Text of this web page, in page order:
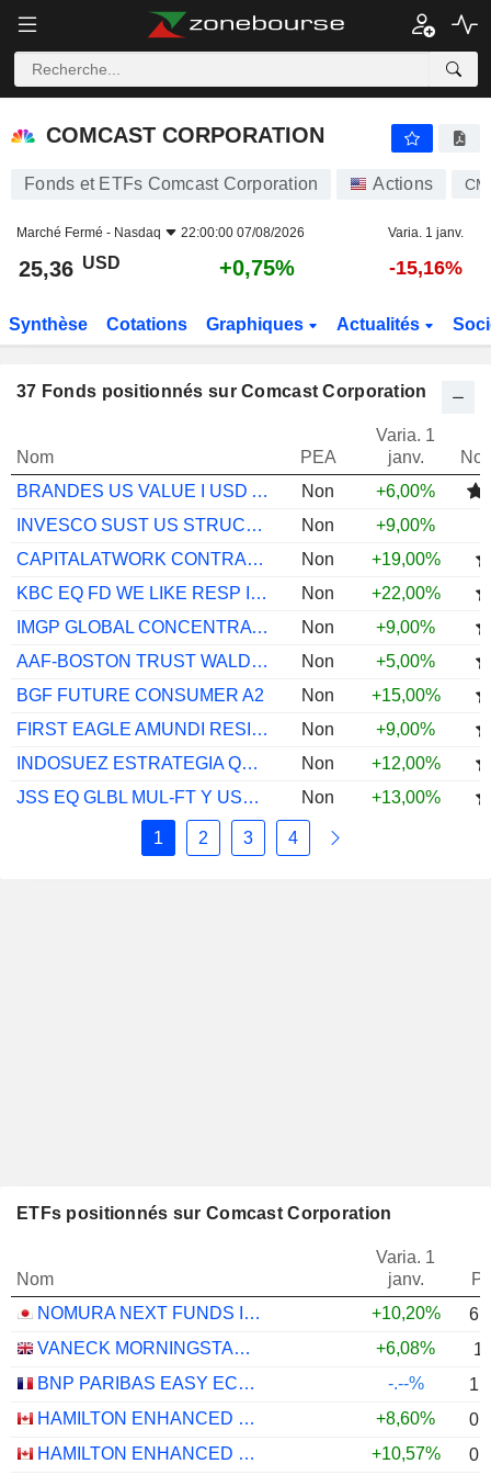
COMCAST CORPORATION
COMCAST CORPORATION
Fonds et ETFs Comcast Corporation Actions
Marché Fermé - Nasdaq 22:00:00 07/08/2026 Varia. 1 janv.
25,36 USD +0,75% -15,16%
Synthèse Cotations Graphiques Actualités
37 Fonds positionnés sur Comcast Corporation
Nom PEA
Varia. 1
janv.
BRANDES US VALUE I USD ACC
Non
+6,00%
INVESCO SUST US STRUCT EQ A USD ACC
Non
+9,00%
CAPITALATWORK CONTRARIAN EQS AT WORK C
Non
+19,00%
KBC EQ FD WE LIKE RESP INV CL CAP
Non
+22,00%
IMGP GLOBAL CONCENTRATED EQ I USD
Non
+9,00%
AAF-BOSTON TRUST WALDEN US ESG EQS I$
Non
+5,00%
BGF FUTURE CONSUMER A2
Non
+15,00%
FIRST EAGLE AMUNDI RESILIENT EQ AE-C
Non
+9,00%
INDOSUEZ ESTRATEGIA QUALITY TEM B ACC
Non
+12,00%
JSS EQ GLBL MUL-FT Y USD ACC
Non +13,00%
1 2 3 4
ETFs positionnés sur Comcast Corporation
Nom
Varia. 1
janv.
NOMURA NEXT FUNDS INTERNATIONAL EQUITY MSCI-KOKUSAI (YEN-HEDGED) ETF - JPY
+10,20%
VANECK MORNINGSTAR US ESG WIDE MOAT UCITS ETF - USD
+6,08%
BNP PARIBAS EASY ECPI GLOBAL ESG INFRASTRUCTURE UCITS ETF (C) - USD
-.--%
HAMILTON ENHANCED U.S. COVERED CALL ETF - CAD HEDGED
+8,60%
HAMILTON ENHANCED U.S. COVERED CALL ETF - USD
+10,57%